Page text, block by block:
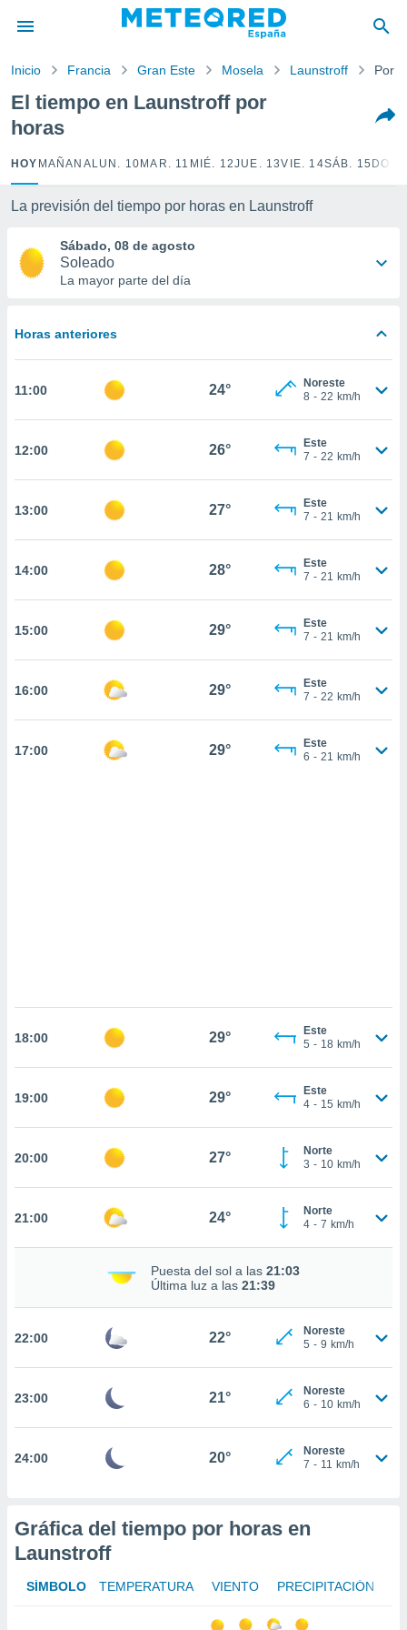
por
para
la
calidad.
a este
las
y
forma
basada
permite
coste.
botón
a la
todas
ya sean
nos
en
perfil
y
de
En
de que
el sitio
para
ni para
aunque
acceder a
web a
CONTINUAR
Inicio Francia Gran Este Mosela Launstroff Por
El tiempo en Launstroff por
horas
HOY MAÑANA LUN. 10 MAR. 11 MIÉ. 12JUE. 13VIE. 14SÁB. 15
La previsión del tiempo por horas en Launstroff
Sábado, 08 de agosto
Soleado
La mayor parte del día
Horas anteriores
11:00 24°
Noreste
8 - 22 km/h
12:00 26°
Este
7 - 22 km/h
13:00 27°
Este
7 - 21 km/h
14:00 28°
Este
7 - 21 km/h
15:00 29°
Este
7 - 21 km/h
16:00 29°
Este
7 - 22 km/h
17:00 29°
Este
6 - 21 km/h
18:00 29°
Este
5 - 18 km/h
19:00 29°
Este
4 - 15 km/h
20:00 27°
Norte
3 - 10 km/h
21:00 24°
Norte
4 - 7 km/h
Puesta del sol a las 21:03
Última luz a las 21:39
22:00 22°
Noreste
5 - 9 km/h
23:00 21°
Noreste
6 - 10 km/h
24:00 20°
Noreste
7 - 11 km/h
Gráfica del tiempo por horas en
Launstroff
SÍMBOLO TEMPERATURA VIENTO PRECIPITACIÓN